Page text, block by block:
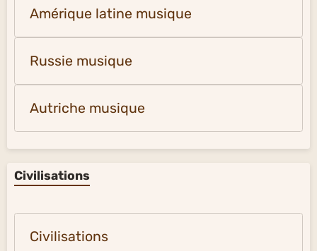
Amérique latine musique
Russie musique
Autriche musique
Civilisations
Civilisations